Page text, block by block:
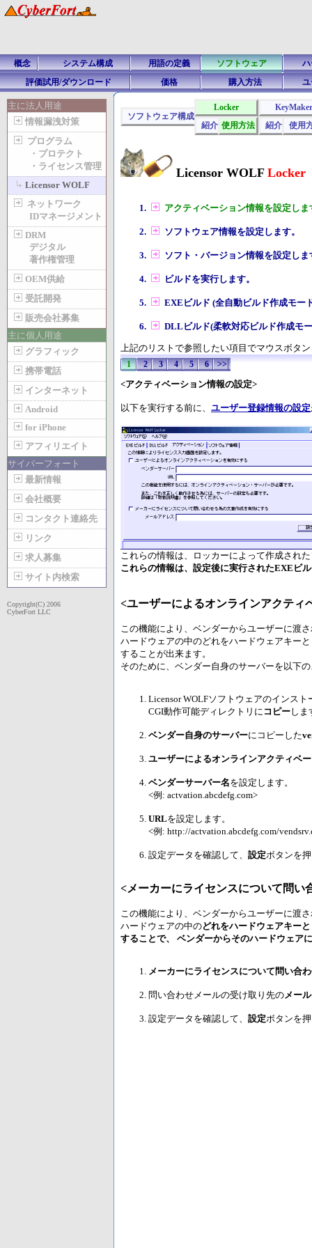
概念 システム構成 用語の定義 ソフトウェア
評価試用/ダウンロード
価格 購入方法
主に法人用途
情報漏洩対策
プログラム
・プロテクト
・ライセンス管理
Licensor WOLF
ネットワーク
IDマネージメント
DRM
デジタル
著作権管理
OEM供給
受託開発
販売会社募集
主に個人用途
グラフィック
携帯電話
インターネット
Android
for iPhone
アフィリエイト
サイバーフォート
最新情報
会社概要
コンタクト連絡先
リンク
求人募集
サイト内検索
Copyright(C) 2006
CyberFort LLC
ソフトウェア構成
Locker
KeyMaker
紹介 使用方法 紹介 使用
Licensor WOLF Locker
アクティベーション情報を設定しま
ソフトウェア情報を設定します。
ソフト・バージョン情報を設定しま
ビルドを実行します。
EXEビルド (全自動ビルド作成モー
DLLビルド(柔軟対応ビルド作成モ
上記のリストで参照したい項目でマウスボタ
1 2 3 4 5 6 >>
<アクティベーション情報の設定>
以下を実行する前に、 ユーザー登録情報の設定
これらの情報は、ロッカーによって作成され
これらの情報は、設定後に実行されたEXEビ
<ユーザーによるオンラインアクティ
この機能により、ベンダーからユーザーに渡
ハードウェアの中のどれをハードウェアキー
することが出来ます。
そのために、ベンダー自身のサーバーを以下
Licensor WOLFソフトウェアのインス
CGI動作可能ディレクトリに コピーしま
ベンダー自身のサーバーにコピーした
ユーザーによるオンラインアクティベ
ベンダーサーバー名を設定します。
<例: actvation.abcdefg.com>
URLを設定します。
<例: http://actvation.abcdefg.com/
設定データを確認して、 設定ボタンを
<メーカーにライセンスについて問い
この機能により、ベンダーからユーザーに渡
ハードウェアの中のどれをハードウェアキー
することで、 ベンダーからそのハードウェア
メーカーにライセンスについて問い合
問い合わせメールの受け取り先のメー
設定データを確認して、 設定ボタンを